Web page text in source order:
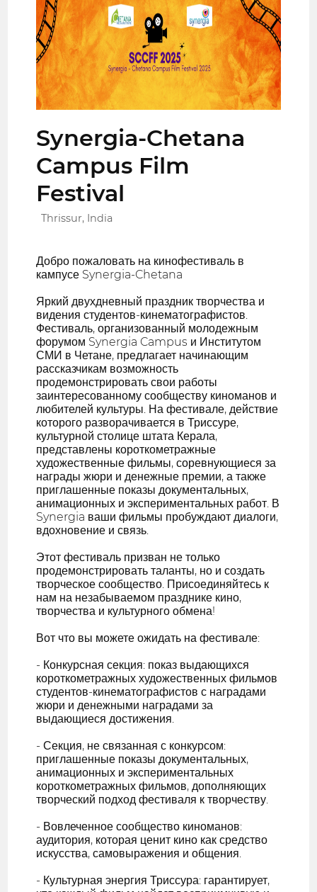
Synergia-Chetana
Campus Film
Festival
Thrissur, India
Добро пожаловать на кинофестиваль в
кампусе Synergia-Chetana
Яркий двухдневный праздник творчества и
видения студентов-кинематографистов.
Фестиваль, организованный молодежным
форумом Synergia Campus и Институтом
СМИ в Четане, предлагает начинающим
рассказчикам возможность
продемонстрировать свои работы
заинтересованному сообществу киноманов и
любителей культуры. На фестивале, действие
которого разворачивается в Триссуре,
культурной столице штата Керала,
представлены короткометражные
художественные фильмы, соревнующиеся за
награды жюри и денежные премии, а также
приглашенные показы документальных,
анимационных и экспериментальных работ. В
Synergia ваши фильмы пробуждают диалоги,
вдохновение и связь.
Этот фестиваль призван не только
продемонстрировать таланты, но и создать
творческое сообщество. Присоединяйтесь к
нам на незабываемом празднике кино,
творчества и культурного обмена!
Вот что вы можете ожидать на фестивале:
- Конкурсная секция: показ выдающихся
короткометражных художественных фильмов
студентов-кинематографистов с наградами
жюри и денежными наградами за
выдающиеся достижения.
- Секция, не связанная с конкурсом:
приглашенные показы документальных,
анимационных и экспериментальных
короткометражных фильмов, дополняющих
творческий подход фестиваля к творчеству.
- Вовлеченное сообщество киноманов:
аудитория, которая ценит кино как средство
искусства, самовыражения и общения.
- Культурная энергия Триссура: гарантирует,